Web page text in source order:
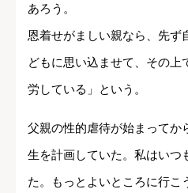
あろう。
恩着せがましい親なら、先ず
どもに思い込ませて、その上
労している」という。
父親の性的虐待が始まってか
生を計画していた。私はいつ
た。もっとよいところに行こ